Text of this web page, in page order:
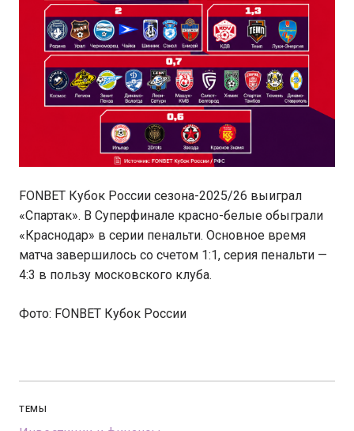
FONBET Кубок России сезона-2025/26 выиграл
«Спартак». В Суперфинале красно-белые обыграли
«Краснодар» в серии пенальти. Основное время
матча завершилось со счетом 1:1, серия пенальти —
4:3 в пользу московского клуба.
Фото: FONBET Кубок России
ТЕМЫ